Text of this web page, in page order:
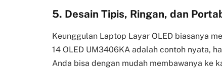
5. Desain Tipis, Ringan, dan
Keunggulan Laptop Layar OLED biasanya
14 OLED UM3406KA adalah contoh nyata,
Anda bisa dengan mudah membawanya ke